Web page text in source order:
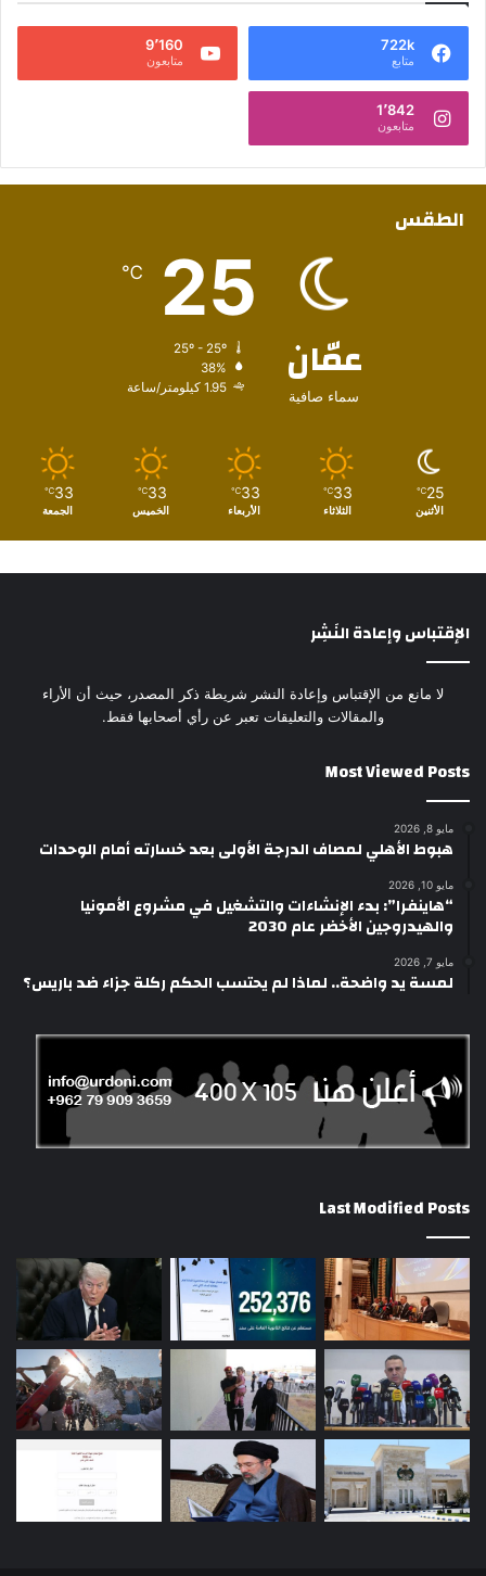
722k
متابع
9٬160
متابعون
1٬842
متابعون
الطقس
عمّان
سماء صافية
25
℃
38%
1.95 كيلومتر/ساعة
25
℃
الأثنين
33
℃
الثلاثاء
33
℃
الأربعاء
33
℃
الخميس
33
℃
الجمعة
الإقتباس وإعادة النَشِر
لا مانع من الإقتباس وإعادة النشر شريطة ذكر المصدر، حيث أن الأراء
والمقالات والتعليقات تعبر عن رأي أصحابها فقط.
Most Viewed Posts
مايو 8, 2026
هبوط الأهلي لمصاف الدرجة الأولى بعد خسارته أمام الوحدات
مايو 10, 2026
“هاينفرا”: بدء الإنشاءات والتشغيل في مشروع الأمونيا
والهيدروجين الأخضر عام 2030
مايو 7, 2026
لمسة يد واضحة.. لماذا لم يحتسب الحكم ركلة جزاء ضد باريس؟
Last Modified Posts